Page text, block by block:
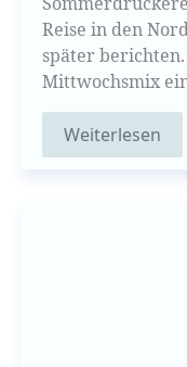
Reise in den
später
Mittwochsmix
Weiterlesen